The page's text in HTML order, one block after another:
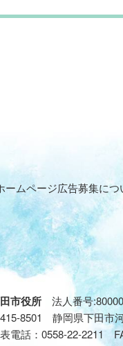
ームページ広告募集につ
市役所 法人番号
8501 静岡県下田市
電話： 0558-22-2211